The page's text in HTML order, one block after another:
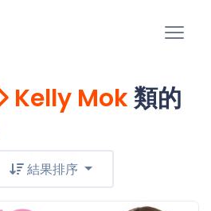
Kelly Mok類的
結果排序